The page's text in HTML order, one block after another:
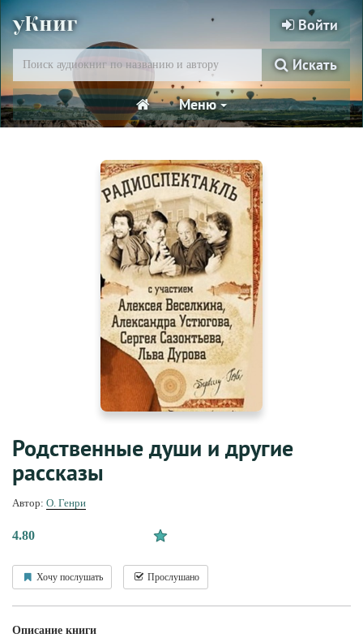
уКниг Войти
Искать
Меню
Родственные души и другие
рассказы
Автор: О. Генри
4.80
Хочу послушать Прослушано
Описание книги